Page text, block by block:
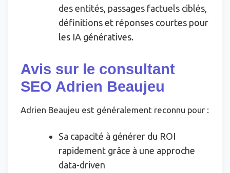
des entités, passages factuels ciblés,
définitions et réponses courtes pour
les IA génératives.
Avis sur le consultant
SEO Adrien Beaujeu
Adrien Beaujeu est généralement reconnu pour :
Sa capacité à générer du ROI
rapidement grâce à une approche
data-driven